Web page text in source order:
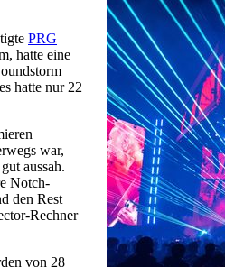
PRG
hatte eine
hatte nur 22
war,
aussah.
Notch-
den Rest
Rechner
von 28